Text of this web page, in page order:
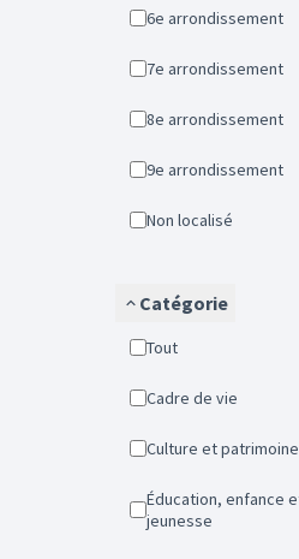
6e arrondissement
7e arrondissement
8e arrondissement
9e arrondissement
Non localisé
Catégorie
Tout
Cadre de vie
Culture et patrimoine
Éducation, enfance et
jeunesse